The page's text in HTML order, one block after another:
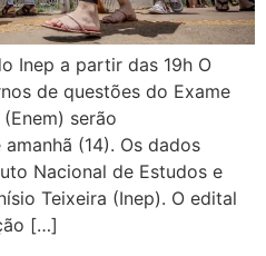
Inep a partir das 19h O
de questões do Exame
serão
(14). Os dados
Nacional de Estudos e
Teixeira (Inep). O edital
[…]